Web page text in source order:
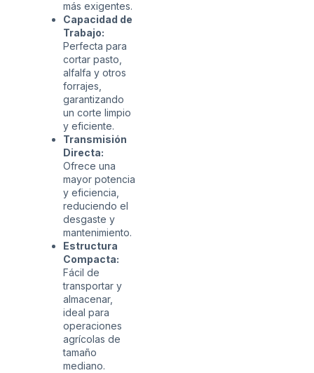
más exigentes.
Capacidad de
Trabajo:
Perfecta para
cortar pasto,
alfalfa y otros
forrajes,
garantizando
un corte limpio
y eficiente.
Transmisión
Directa:
Ofrece una
mayor potencia
y eficiencia,
reduciendo el
desgaste y
mantenimiento.
Estructura
Compacta:
Fácil de
transportar y
almacenar,
ideal para
operaciones
agrícolas de
tamaño
mediano.